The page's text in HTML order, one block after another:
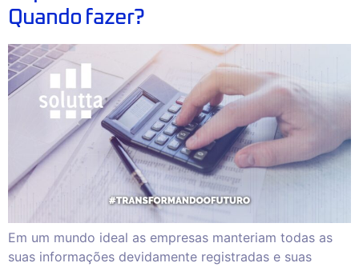
Quando fazer?
Em um mundo ideal as empresas manteriam todas as
suas informações devidamente registradas e suas